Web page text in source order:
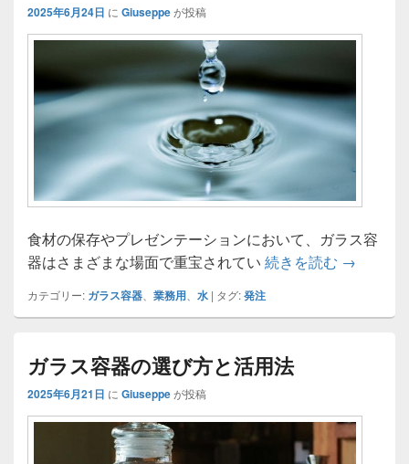
2025年6月24日 に Giuseppeが投稿
食材の保存やプレゼンテーションにおいて、ガラス容
器はさまざまな場面で重宝されてい 続きを読む 業務に最
→
カテゴリー: ガラス容器 業務用 水 | タグ:発注
ガラス容器の選び方と活用法
2025年6月21日 に Giuseppeが投稿